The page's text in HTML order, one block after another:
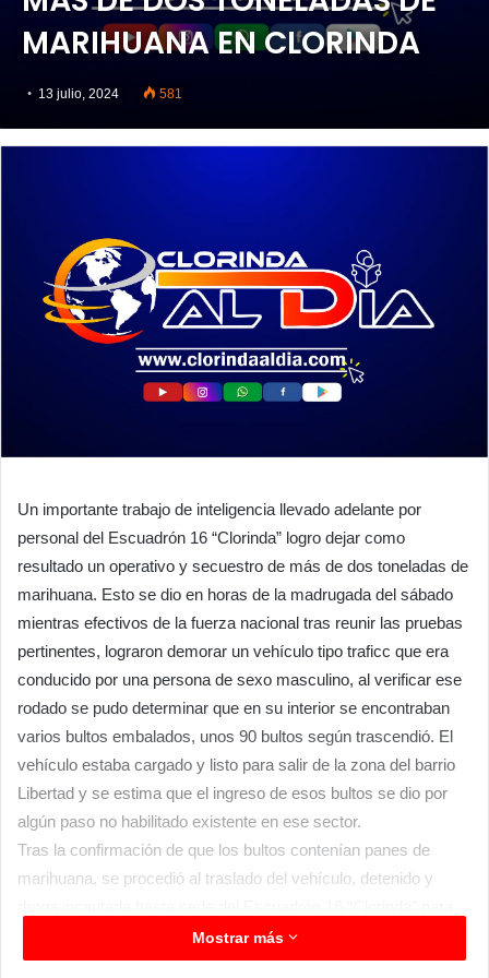
MARIHUANA EN CLORINDA
13 julio, 2024 581
Un importante trabajo de inteligencia llevado adelante por
personal del Escuadrón 16 “Clorinda” logro dejar como
resultado un operativo y secuestro de más de dos toneladas de
marihuana. Esto se dio en horas de la madrugada del sábado
mientras efectivos de la fuerza nacional tras reunir las pruebas
pertinentes, lograron demorar un vehículo tipo traficc que era
conducido por una persona de sexo masculino, al verificar ese
rodado se pudo determinar que en su interior se encontraban
varios bultos embalados, unos 90 bultos según trascendió. El
vehículo estaba cargado y listo para salir de la zona del barrio
Libertad y se estima que el ingreso de esos bultos se dio por
algún paso no habilitado existente en ese sector.
Tras la confirmación de que los bultos contenían panes de
marihuana, se procedió al traslado del vehículo, detenido y
iniciar las actuaciones legales y conteo, que finalizados
desprendieron un total de 2931 panes de marihuana con un
Mostrar más